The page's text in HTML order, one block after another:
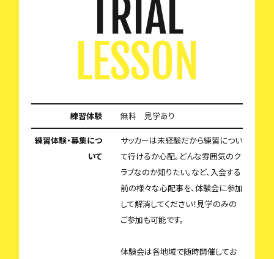
TRIAL
LESSON
練習体験 無料 見学あり
練習体験・募集につ
いて
サッカーは未経験だから練習につい
て行けるか心配。どんな雰囲気のク
ラブなのか知りたい。など、入会する
前の様々な心配事を、体験会に参加
して解消してください！見学のみの
ご参加も可能です。
体験会は各地域で随時開催してお